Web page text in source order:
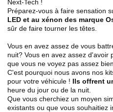
Next-Tech !
Préparez-vous à faire sensation
LED et au xénon des marque
sûr de faire tourner les têtes.
Vous en avez assez de vous
nuit? Vous en avez assez d'avoir
que vous ne voyez pas assez
C'est pourquoi nous avons nos
pour votre véhicule ! Ils offrent
heure du jour ou de la nuit.
Que vous cherchiez un moyen
existants ou que vous souhaitiez